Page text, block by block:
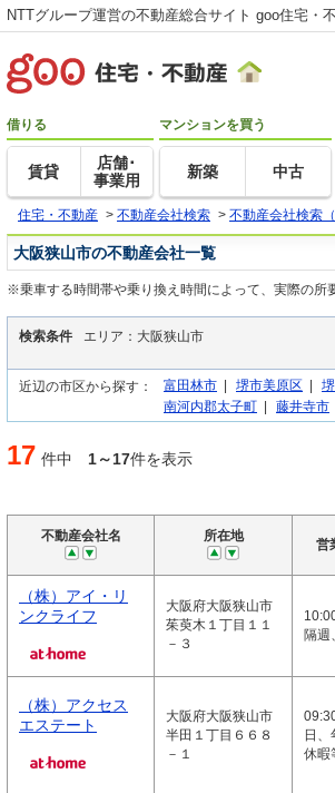
NTTグループ運営の不動産総合サイト goo住宅・
借りる
賃貸
店舗･
事業用
マンションを買う
新築 中古
住宅・不動産 > 不動産会社検索 > 不動産会社検索（
大阪狭山市の不動産会社一覧
※乗車する時間帯や乗り換え時間によって、実際の所
検索条件 エリア：大阪狭山市
近辺の市区から探す： 富田林市 | 堺市美原区 |
南河内郡太子町 | 藤井寺市
17 件中 1～17件を表示
不動産会社名 所在地
営
（株）アイ・リ
ンクライフ
大阪府大阪狭山市
茱萸木１丁目１１
－３
隔週
（株）アクセス
エステート
大阪府大阪狭山市
半田１丁目６６８
－１
日、
休暇